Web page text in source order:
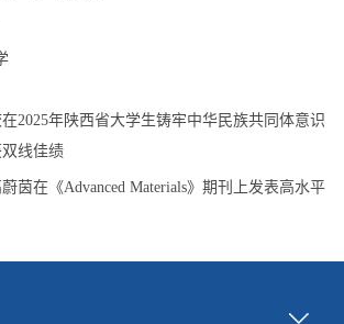
2025年陕西省大学生铸牢中华民族共同体意识
线佳绩
茵在《Advanced Materials》期刊上发表高水平